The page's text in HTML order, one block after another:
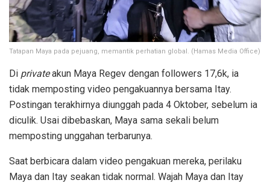
Tatapan Maya pada pejuang, memantik perhatian global. (Hamas Media Office)
Di privateakun Maya Regev dengan followers 17,6k, ia
tidak memposting video pengakuannya bersama Itay.
Postingan terakhirnya diunggah pada 4 Oktober, sebelum ia
diculik. Usai dibebaskan, Maya sama sekali belum
memposting unggahan terbarunya.
Saat berbicara dalam video pengakuan mereka, perilaku
Maya dan Itay seakan tidak normal. Wajah Maya dan Itay